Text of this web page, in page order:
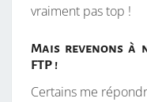
vraiment pas top !
Mais revenons à
FTP !
Certains me